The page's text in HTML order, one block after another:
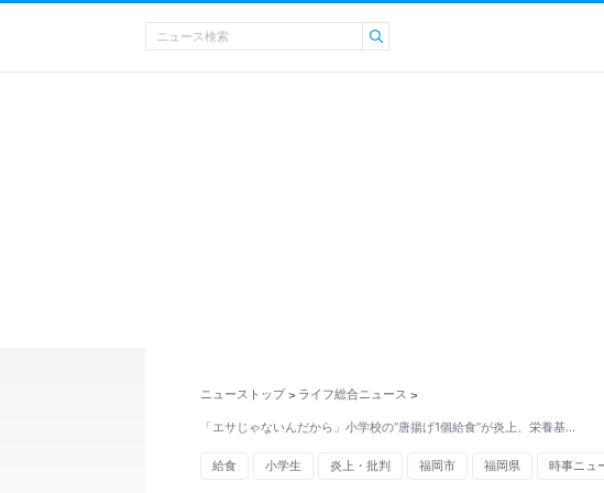
ニューストップ > ライフ総合ニュース >
「エサじゃないんだから」小学校の“唐揚げ1個給食”が炎上、栄養基…
給食 小学生 炎上・批判 福岡市 福岡県 時事ニュ